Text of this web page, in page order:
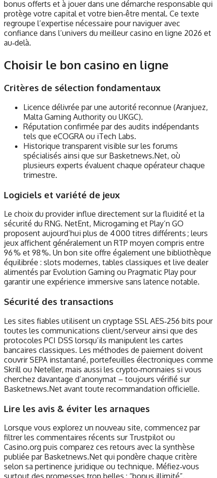
bonus offerts et à jouer dans une démarche responsable qui
protège votre capital et votre bien‑être mental. Ce texte
regroupe l’expertise nécessaire pour naviguer avec
confiance dans l’univers du meilleur casino en ligne 2026 et
au‑delà.
Choisir le bon casino en ligne
Critères de sélection fondamentaux
Licence délivrée par une autorité reconnue (Aranjuez,
Malta Gaming Authority ou UKGC).
Réputation confirmée par des audits indépendants
tels que eCOGRA ou iTech Labs.
Historique transparent visible sur les forums
spécialisés ainsi que sur Basketnews.Net, où
plusieurs experts évaluent chaque opérateur chaque
trimestre.
Logiciels et variété de jeux
Le choix du provider influe directement sur la fluidité et la
sécurité du RNG. NetEnt, Microgaming et Play’n GO
proposent aujourd’hui plus de 4 000 titres différents ; leurs
jeux affichent généralement un RTP moyen compris entre
96 % et 98 %. Un bon site offre également une bibliothèque
équilibrée : slots modernes, tables classiques et live dealer
alimentés par Evolution Gaming ou Pragmatic Play pour
garantir une expérience immersive sans latence notable.
Sécurité des transactions
Les sites fiables utilisent un cryptage SSL AES‑256 bits pour
toutes les communications client/serveur ainsi que des
protocoles PCI DSS lorsqu’ils manipulent les cartes
bancaires classiques. Les méthodes de paiement doivent
couvrir SEPA instantané, portefeuilles électroniques comme
Skrill ou Neteller, mais aussi les crypto‑monnaies si vous
cherchez davantage d’anonymat – toujours vérifié sur
Basketnews.Net avant toute recommandation officielle.
Lire les avis & éviter les arnaques
Lorsque vous explorez un nouveau site, commencez par
filtrer les commentaires récents sur Trustpilot ou
Casino.org puis comparez ces retours avec la synthèse
publiée par Basketnews.Net qui pondère chaque critère
selon sa pertinence juridique ou technique. Méfiez‑vous